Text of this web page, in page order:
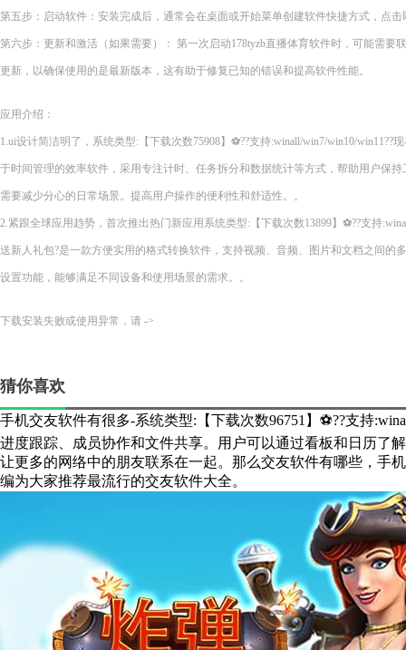
第五步：启动软件：安装完成后，通常会在桌面或开始菜单创建软件快捷方式，点击
第六步：更新和激活（如果需要）： 第一次启动178tyzb直播体育软件时，可能需要
更新，以确保使用的是最新版本，这有助于修复已知的错误和提高软件性能。
应用介绍：
1.ui设计简洁明了，系统类型:【下载次数75908】⚽??支持:winall/win7/win10/win11??
于时间管理的效率软件，采用专注计时、任务拆分和数据统计等方式，帮助用户保
需要减少分心的日常场景。提高用户操作的便利性和舒适性。。
2.紧跟全球应用趋势，首次推出热门新应用系统类型:【下载次数13899】⚽??支持
送新人礼包?是一款方便实用的格式转换软件，支持视频、音频、图片和文档之间的
设置功能，能够满足不同设备和使用场景的需求。。
下载安装失败或使用异常，请 ->
猜你喜欢
手机交友软件有很多-系统类型:【下载次数96751】⚽??支持
进度跟踪、成员协作和文件共享。用户可以通过看板和日历了
让更多的网络中的朋友联系在一起。那么交友软件有哪些，手
编为大家推荐最流行的交友软件大全。